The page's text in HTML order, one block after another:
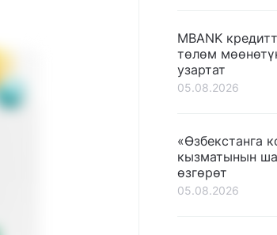
MBANK
төлөм
узартат
05.08.2026
«Өзбекстанга
кызматынын
өзгөрөт
05.08.2026